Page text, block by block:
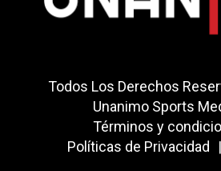
Todos Los Derechos
Unanimo Sports
Términos y
Políticas de Privacidad